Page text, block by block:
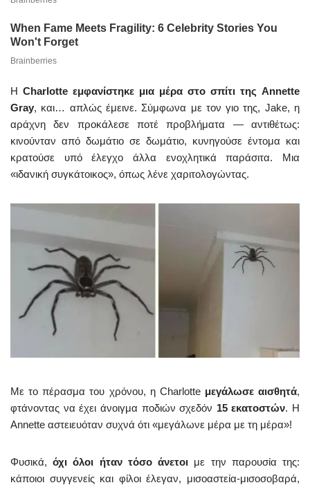
Η Charlotte εμφανίστηκε μια μέρα στο σπίτι της Annette
Gray, και… απλώς έμεινε. Σύμφωνα με τον γιο της, Jake, η
αράχνη δεν προκάλεσε ποτέ προβλήματα — αντιθέτως:
κινούνταν από δωμάτιο σε δωμάτιο, κυνηγούσε έντομα και
κρατούσε υπό έλεγχο άλλα ενοχλητικά παράσιτα. Μια
«ιδανική συγκάτοικος», όπως λένε χαριτολογώντας.
Με το πέρασμα του χρόνου, η Charlotte μεγάλωσε αισθητά,
φτάνοντας να έχει άνοιγμα ποδιών σχεδόν 15 εκατοστών. Η
Annette αστειευόταν συχνά ότι «μεγάλωνε μέρα με τη μέρα»!
Φυσικά,όχι όλοι ήταν τόσο άνετοι με την παρουσία της:
κάποιοι συγγενείς και φίλοι έλεγαν, μισοαστεία-μισοσοβαρά,